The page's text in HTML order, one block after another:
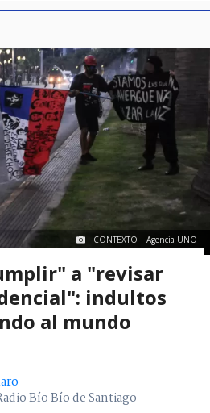
CONTEXTO | Agencia UNO
a "revisar
indultos
al mundo
Bío Bío de Santiago